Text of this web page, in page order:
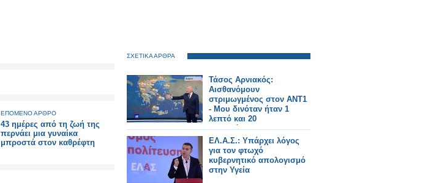
ΕΠΟΜΕΝΟ ΑΡΘΡΟ
43 ημέρες από τη ζωή της
περνάει μια γυναίκα
μπροστά στον καθρέφτη
ΣΧΕΤΙΚΑ ΑΡΘΡΑ
Τάσος Αρνιακός:
Αισθανόμουν
στριμωγμένος στον ΑΝΤ1
- Μου δινόταν ήταν 1
λεπτό και 20
δευτερόλεπτα
ΕΛ.Α.Σ.: Υπάρχει λόγος
για τον φτωχό
κυβερνητικό απολογισμό
στην Υγεία